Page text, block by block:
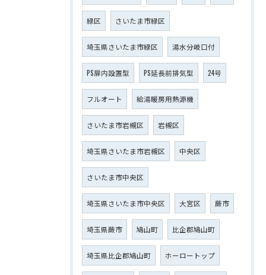
緑区 さいたま市緑区
埼玉県さいたま市緑区 湯水分岐口付
PS扉内設置型 PS延長前排気型 24号
フルオート 給湯暖房用熱源機
さいたま市岩槻区 岩槻区
埼玉県さいたま市岩槻区 中央区
さいたま市中央区
埼玉県さいたま市中央区 大宮区 蕨市
埼玉県蕨市 鳩山町 比企郡鳩山町
埼玉県比企郡鳩山町 ホーロートップ